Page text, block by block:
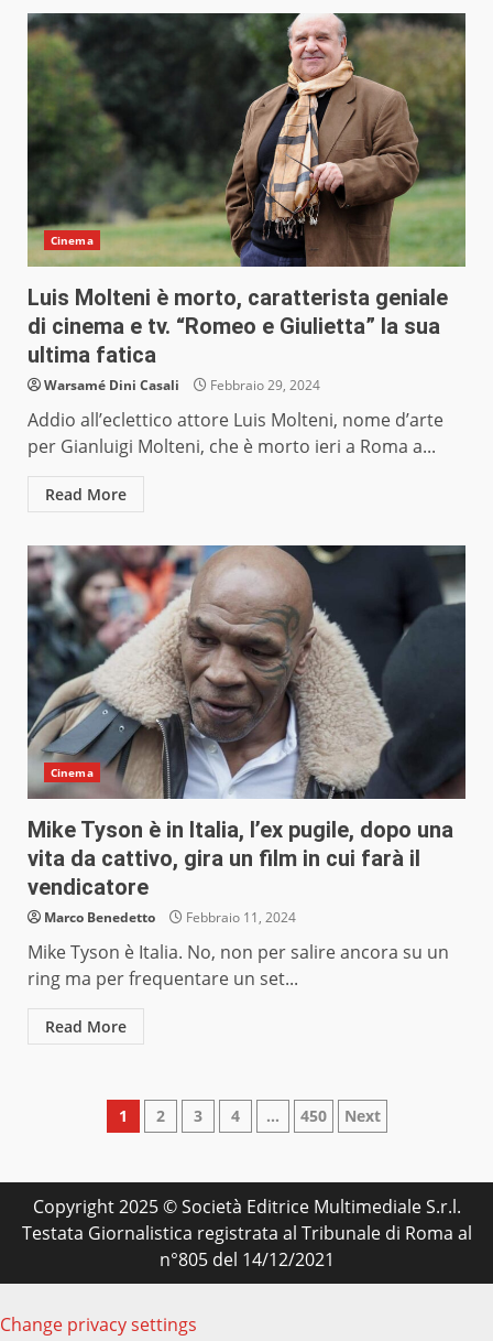
Cinema
Luis Molteni è morto, caratterista geniale
di cinema e tv. “Romeo e Giulietta” la sua
ultima fatica
Warsamé Dini Casali Febbraio 29, 2024
Addio all’eclettico attore Luis Molteni, nome d’arte
per Gianluigi Molteni, che è morto ieri a Roma a...
Read More
Cinema
Mike Tyson è in Italia, l’ex pugile, dopo una
vita da cattivo, gira un film in cui farà il
vendicatore
Marco Benedetto Febbraio 11, 2024
Mike Tyson è Italia. No, non per salire ancora su un
ring ma per frequentare un set...
Read More
Paginazione
articoli
1 2 3 4 … 450 Next
Copyright 2025 © Società Editrice Multimediale S.r.l.
Testata Giornalistica registrata al Tribunale di Roma al
n°805 del 14/12/2021
Change privacy settings